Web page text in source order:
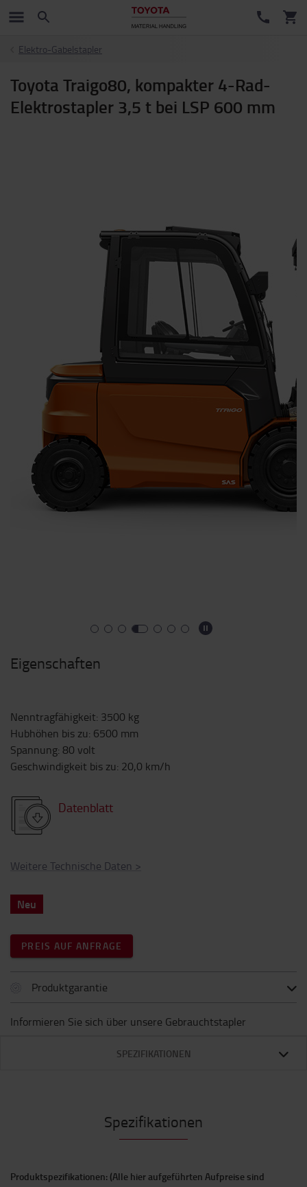
Elektro-Gabelstapler
Toyota Traigo80, kompakter 4-Rad-
Elektrostapler 3,5 t bei LSP 600 mm
Eigenschaften
Nenntragfähigkeit: 3500 kg
Hubhöhen bis zu: 6500 mm
Spannung: 80 volt
Geschwindigkeit bis zu: 20,0 km/h
Datenblatt
Weitere Technische Daten >
Neu
PREIS AUF ANFRAGE
Produktgarantie
Informieren Sie sich über unsere Gebrauchtstapler
SPEZIFIKATIONEN
Spezifikationen
Produktspezifikationen: (Alle hier aufgeführten Aufpreise sind